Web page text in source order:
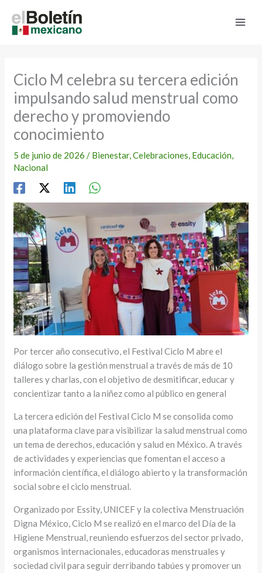
contenido
Ciclo M celebra su tercera edición
impulsando salud menstrual como
derecho y promoviendo
conocimiento
5 de junio de 2026/ Bienestar,Celebraciones, Educación,
Nacional
Por tercer año consecutivo, el Festival Ciclo M abre el
diálogo sobre la gestión menstrual a través de más de 10
talleres y charlas, con el objetivo de desmitificar, educar y
concientizar tanto a la niñez como al público en general
La tercera edición del Festival Ciclo M se consolida como
una plataforma clave para visibilizar la salud menstrual como
un tema de derechos, educación y salud en México. A través
de actividades y experiencias que fomentan el acceso a
información científica, el diálogo abierto y la transformación
social sobre el ciclo menstrual.
Organizado por Essity, UNICEF y la colectiva Menstruación
Digna México, Ciclo M se realizó en el marco del Día de la
Higiene Menstrual, reuniendo esfuerzos del sector privado,
organismos internacionales, educadoras menstruales y
sociedad civil para seguir derribando tabúes y promover un